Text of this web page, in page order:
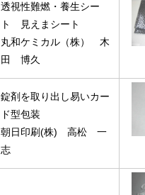
透視性難燃・養生シー
ト 見えまシート
丸和ケミカル（株） 木
田 博久
錠剤を取り出し易いカー
ド型包装
朝日印刷(株) 高松 一
志